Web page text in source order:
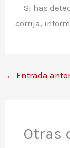
Si has
corrija,
← Entrada
Otras